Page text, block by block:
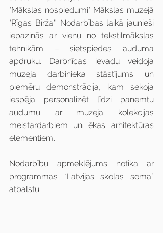
"Mākslas nospiedumi" Mākslas muzejā
"Rīgas Birža". Nodarbības laikā jaunieši
iepazinās ar vienu no tekstilmākslas
tehnikām – sietspiedes auduma
apdruku. Darbnīcas ievadu veidoja
muzeja darbinieka stāstījums un
piemēru demonstrācija, kam sekoja
iespēja personalizēt līdzi paņemtu
audumu ar muzeja kolekcijas
meistardarbiem un ēkas arhitektūras
elementiem.
Nodarbību apmeklējums notika ar
programmas “Latvijas skolas soma”
atbalstu.